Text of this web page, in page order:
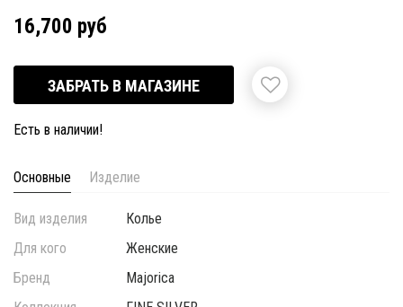
16,700 руб
ЗАБРАТЬ В МАГАЗИНЕ
Есть в наличии!
Основные Изделие
Вид изделия
Колье
Для кого
Женские
Бренд
Majorica